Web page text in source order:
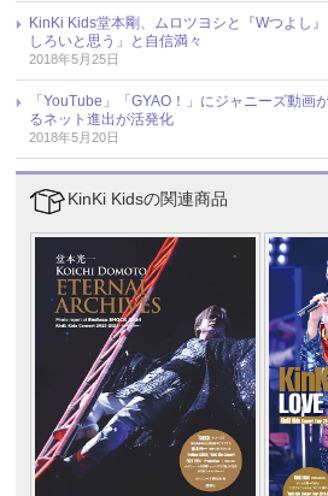
KinKi Kids堂本剛、ムロツヨシと『Wつよし
しろいと思う」と自信満々
2018年5月25日
「YouTube」「GYAO！」にジャニーズ動
るネット進出が活発化
2018年5月20日
KinKi Kidsの関連商品